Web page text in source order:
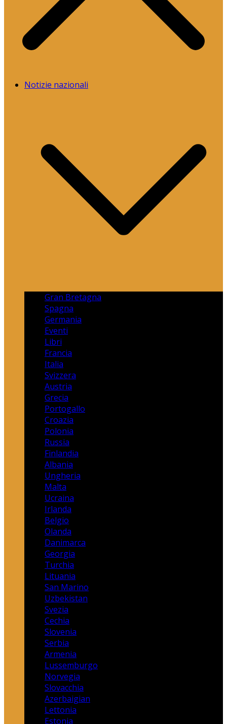
Notizie nazionali
Gran Bretagna
Spagna
Germania
Eventi
Libri
Francia
Italia
Svizzera
Austria
Grecia
Portogallo
Croazia
Polonia
Russia
Finlandia
Albania
Ungheria
Malta
Ucraina
Irlanda
Belgio
Olanda
Danimarca
Georgia
Turchia
Lituania
San Marino
Uzbekistan
Svezia
Cechia
Slovenia
Serbia
Armenia
Lussemburgo
Norvegia
Slovacchia
Azerbaigian
Lettonia
Estonia